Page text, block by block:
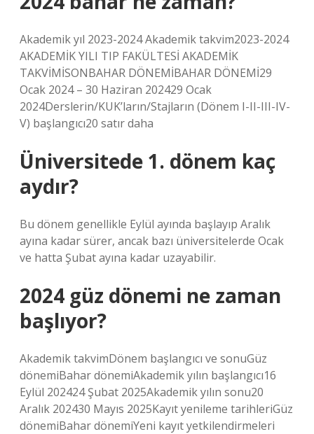
Akademik yıl 2023-2024 Akademik takvim2023-2024
AKADEMİK YILI TIP FAKÜLTESİ AKADEMİK
TAKVİMİSONBAHAR DÖNEMİBAHAR DÖNEMİ29
Ocak 2024 – 30 Haziran 202429 Ocak
2024Derslerin/KUK’ların/Stajların (Dönem I-II-III-IV-
V) başlangıcı20 satır daha
Üniversitede 1. dönem kaç
aydır?
Bu dönem genellikle Eylül ayında başlayıp Aralık
ayına kadar sürer, ancak bazı üniversitelerde Ocak
ve hatta Şubat ayına kadar uzayabilir.
2024 güz dönemi ne zaman
başlıyor?
Akademik takvimDönem başlangıcı ve sonuGüz
dönemiBahar dönemiAkademik yılın başlangıcı16
Eylül 202424 Şubat 2025Akademik yılın sonu20
Aralık 202430 Mayıs 2025Kayıt yenileme tarihleriGüz
dönemiBahar dönemiYeni kayıt yetkilendirmeleri